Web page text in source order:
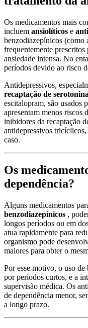
Os medicamentos mais
incluem ansiolíticos e
benzodiazepínicos (como
frequentemente
ansiedade intensa. No
períodos devido ao risco
Antidepressivos,
recaptação de
escitalopram, são usados
apresentam menos riscos
inibidores da recaptação
antidepressivos
caso.
Os
dependência?
Alguns medicamentos
benzodiazepínicos ,
longos períodos ou em
atua rapidamente para
organismo pode
maiores para obter o
Por esse motivo, o uso
por períodos curtos, e a
supervisão médica. Os
de dependência menor,
a longo prazo.